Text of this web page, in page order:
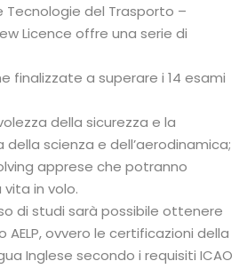
Tecnologie del Trasporto –
Licence offre una serie di
finalizzate a superare i 14 esami
della sicurezza e la
scienza e dell’aerodinamica;
apprese che potranno
in volo.
di studi sarà possibile ottenere
AELP, ovvero le certificazioni della
Inglese secondo i requisiti ICAO